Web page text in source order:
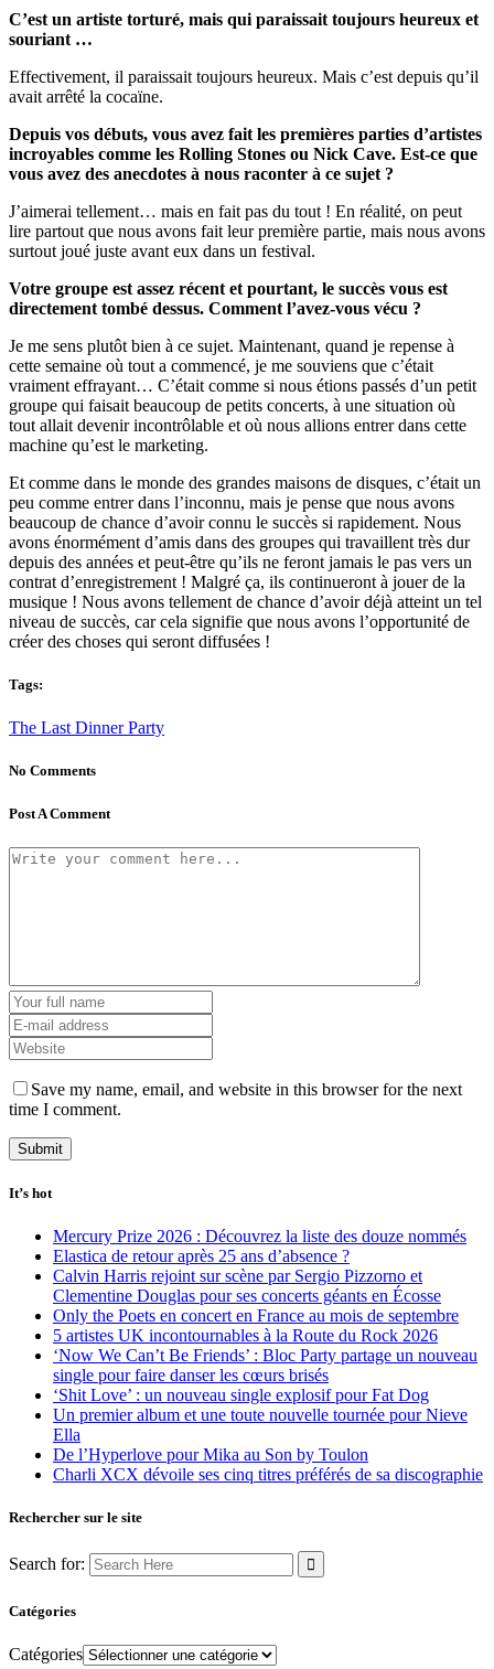
C’est un artiste torturé, mais qui paraissait toujours heureux et
souriant …
Effectivement, il paraissait toujours heureux. Mais c’est depuis qu’il
avait arrêté la cocaïne.
Depuis vos débuts, vous avez fait les premières parties d’artistes
incroyables comme les Rolling Stones ou Nick Cave. Est-ce que
vous avez des anecdotes à nous raconter à ce sujet ?
J’aimerai tellement… mais en fait pas du tout ! En réalité, on peut
lire partout que nous avons fait leur première partie, mais nous avons
surtout joué juste avant eux dans un festival.
Votre groupe est assez récent et pourtant, le succès vous est
directement tombé dessus. Comment l’avez-vous vécu ?
Je me sens plutôt bien à ce sujet. Maintenant, quand je repense à
cette semaine où tout a commencé, je me souviens que c’était
vraiment effrayant… C’était comme si nous étions passés d’un petit
groupe qui faisait beaucoup de petits concerts, à une situation où
tout allait devenir incontrôlable et où nous allions entrer dans cette
machine qu’est le marketing.
Et comme dans le monde des grandes maisons de disques, c’était un
peu comme entrer dans l’inconnu, mais je pense que nous avons
beaucoup de chance d’avoir connu le succès si rapidement. Nous
avons énormément d’amis dans des groupes qui travaillent très dur
depuis des années et peut-être qu’ils ne feront jamais le pas vers un
contrat d’enregistrement ! Malgré ça, ils continueront à jouer de la
musique ! Nous avons tellement de chance d’avoir déjà atteint un tel
niveau de succès, car cela signifie que nous avons l’opportunité de
créer des choses qui seront diffusées !
Tags:
The Last Dinner Party
No Comments
Post A Comment
Save my name, email, and website in this browser for the next
time I comment.
It’s hot
Mercury Prize 2026 : Découvrez la liste des douze nommés
Elastica de retour après 25 ans d’absence ?
Calvin Harris rejoint sur scène par Sergio Pizzorno et
Clementine Douglas pour ses concerts géants en Écosse
Only the Poets en concert en France au mois de septembre
5 artistes UK incontournables à la Route du Rock 2026
‘Now We Can’t Be Friends’ : Bloc Party partage un nouveau
single pour faire danser les cœurs brisés
‘Shit Love’ : un nouveau single explosif pour Fat Dog
Un premier album et une toute nouvelle tournée pour Nieve
Ella
De l’Hyperlove pour Mika au Son by Toulon
Charli XCX dévoile ses cinq titres préférés de sa discographie
Rechercher sur le site
Search for:
Catégories
Catégories